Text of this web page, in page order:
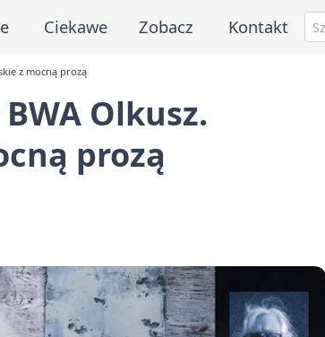
Ciekawe Zobacz Kontakt
z mocną prozą
Olkusz.
prozą